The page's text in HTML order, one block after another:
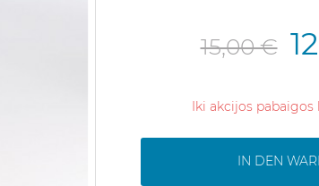
15,00 €
Iki akcijos
IN DEN